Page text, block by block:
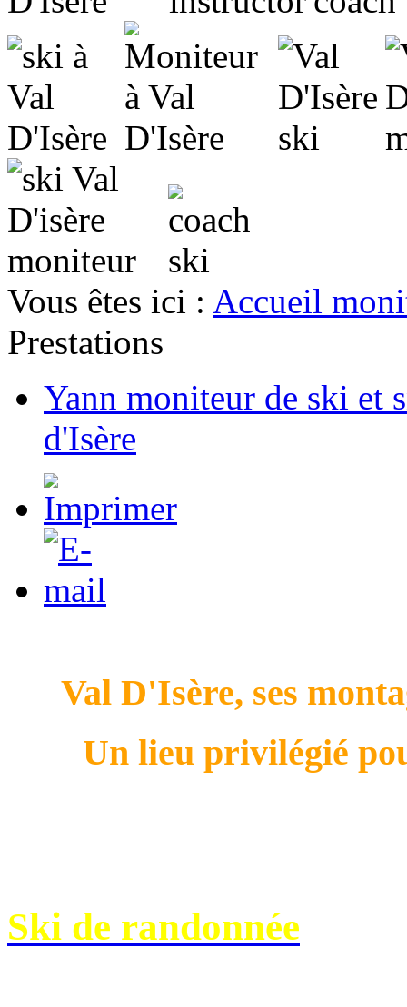
Vous êtes ici : Accueil
Prestations
Yann moniteur de ski et
d'Isère
Val D'Isère, ses
Un lieu privilégié
Ski de randonnée